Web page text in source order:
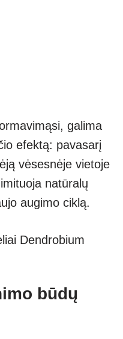
galima
efektą: pavasarį
vėsesnėje vietoje
natūralų
augimo ciklą.
būdų